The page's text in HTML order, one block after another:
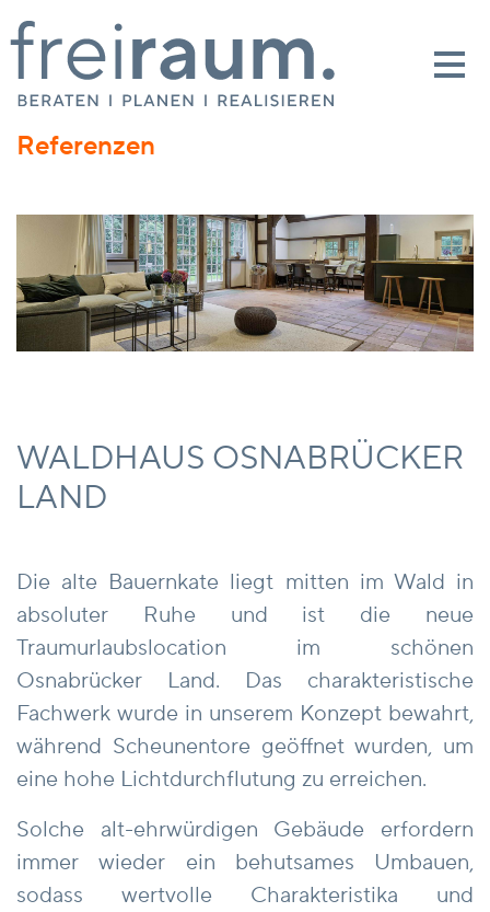
Referenzen
WALDHAUS OSNABRÜCKER
LAND
Die alte Bauernkate liegt mitten im Wald in
absoluter Ruhe und ist die neue
Traumurlaubslocation im schönen
Osnabrücker Land. Das charakteristische
Fachwerk wurde in unserem Konzept bewahrt,
während Scheunentore geöffnet wurden, um
eine hohe Lichtdurchflutung zu erreichen.
Solche alt-ehrwürdigen Gebäude erfordern
immer wieder ein behutsames Umbauen,
sodass wertvolle Charakteristika und